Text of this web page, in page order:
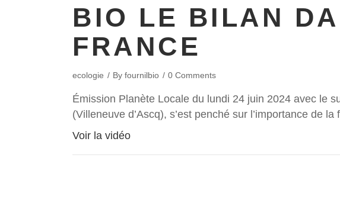
BIO LE BILAN
FRANCE
ecologie By fournilbio 0 Comments
Émission Planète Locale du lundi 24 juin 2024 avec le
(Villeneuve d’Ascq), s’est penché sur l’importance de
Voir la vidéo